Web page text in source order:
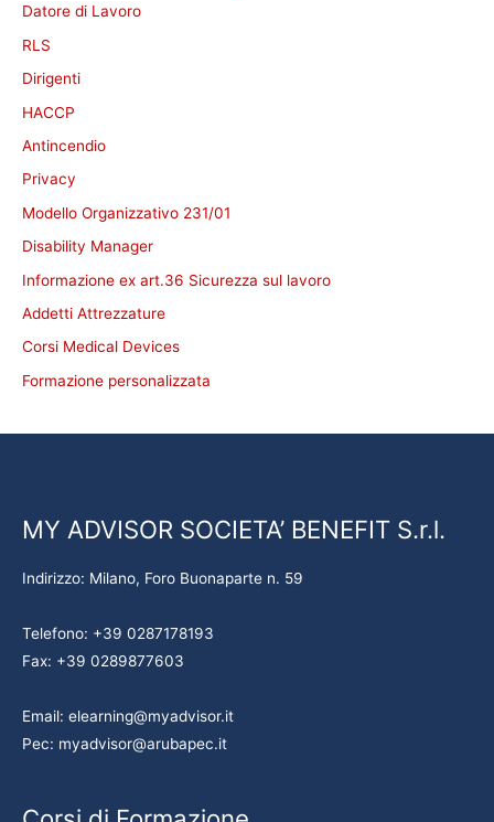
Datore di Lavoro
RLS
Dirigenti
HACCP
Antincendio
Privacy
Modello Organizzativo 231/01
Disability Manager
Informazione ex art.36 Sicurezza sul lavoro
Addetti Attrezzature
Corsi Medical Devices
Formazione personalizzata
MY ADVISOR SOCIETA’ BENEFIT S.r.l.
Indirizzo: Milano, Foro Buonaparte n. 59
Telefono: +39 0287178193
Fax: +39 0289877603
Email: elearning@myadvisor.it
Pec: myadvisor@arubapec.it